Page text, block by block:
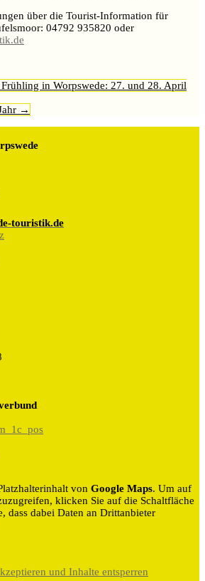
über die Tourist-Information für
04792 935820 oder
in Worpswede: 27. und 28. April
→
touristik.de
von Google Maps. Um auf
klicken Sie auf die Schaltfläche
dass dabei Daten an Drittanbieter
und Inhalte entsperren